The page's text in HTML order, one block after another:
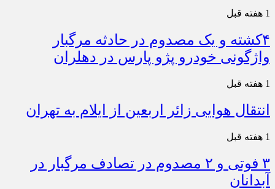
1 هفته قبل
۴کشته و یک مصدوم در حادثه مرگبار
واژگونی خودرو پژو پارس در دهلران
1 هفته قبل
انتقال هوایی زائر اربعین از ایلام به تهران
1 هفته قبل
۳ فوتی و ۲ مصدوم در تصادف مرگبار در
آبدانان